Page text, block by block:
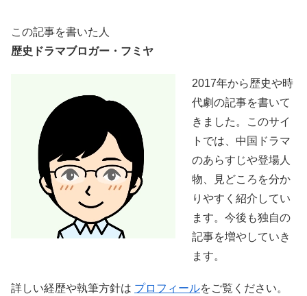
この記事を書いた人
歴史ドラマブロガー・フミヤ
2017年から歴史や時
代劇の記事を書いて
きました。このサイ
トでは、中国ドラマ
のあらすじや登場人
物、見どころを分か
りやすく紹介してい
ます。今後も独自の
記事を増やしていき
ます。
詳しい経歴や執筆方針は プロフィールをご覧ください。